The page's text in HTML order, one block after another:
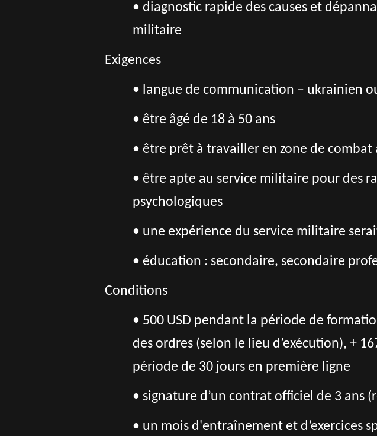
• diagnostic rapide des causes et
militaire
Exigences
• langue de communication – ukrainien
• être âgé de 18 à 50 ans
• être prêt à travailler en zone de combat
• être apte au service militaire pour des
psychologiques
• une expérience du service militaire
• éducation : secondaire, secondaire
Conditions
• 500 USD pendant la période de
des ordres (selon le lieu d’exécution), +
période de 30 jours en première ligne
• signature d’un contrat officiel de 3 ans
• un mois d'entraînement et d’exercices